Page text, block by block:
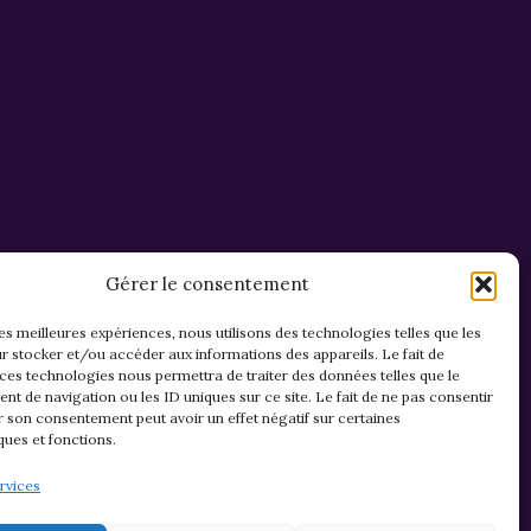
Gérer le consentement
meilleures expériences, nous utilisons des technologies telles que les
stocker et/ou accéder aux informations des appareils. Le fait de
technologies nous permettra de traiter des données telles que le
de navigation ou les ID uniques sur ce site. Le fait de ne pas consentir
son consentement peut avoir un effet négatif sur certaines
et fonctions.
Mentions légales & confidentialité